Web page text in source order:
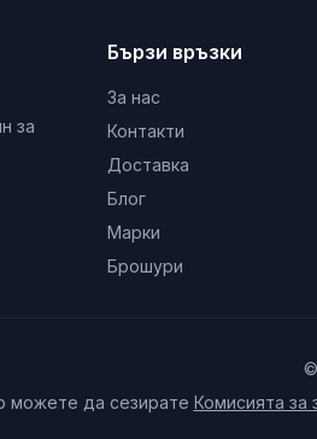
за
Бързи връзки
За нас
Контакти
Доставка
Блог
Марки
Брошури
©
можете да сезирате Комисията за